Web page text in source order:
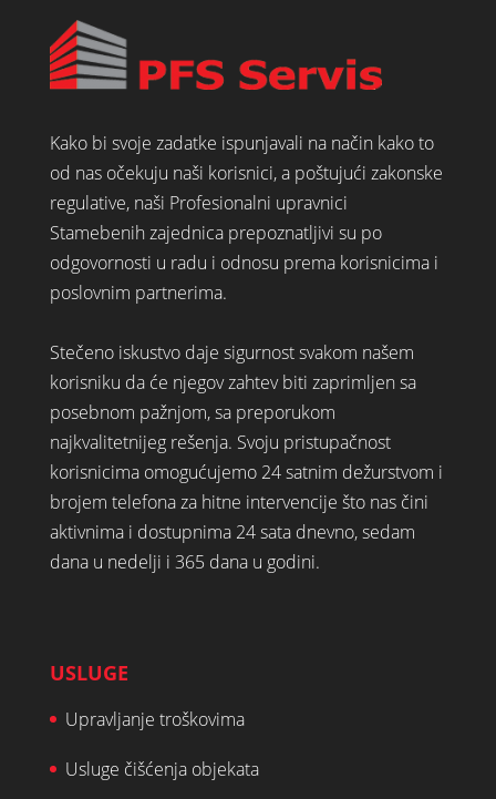
Kako bi svoje zadatke ispunjavali na način kako to
od nas očekuju naši korisnici, a poštujući zakonske
regulative, naši Profesionalni upravnici
Stamebenih zajednica prepoznatljivi su po
odgovornosti u radu i odnosu prema korisnicima i
poslovnim partnerima.
Stečeno iskustvo daje sigurnost svakom našem
korisniku da će njegov zahtev biti zaprimljen sa
posebnom pažnjom, sa preporukom
najkvalitetnijeg rešenja. Svoju pristupačnost
korisnicima omogućujemo 24 satnim dežurstvom i
brojem telefona za hitne intervencije što nas čini
aktivnima i dostupnima 24 sata dnevno, sedam
dana u nedelji i 365 dana u godini.
USLUGE
Upravljanje troškovima
Usluge čišćenja objekata